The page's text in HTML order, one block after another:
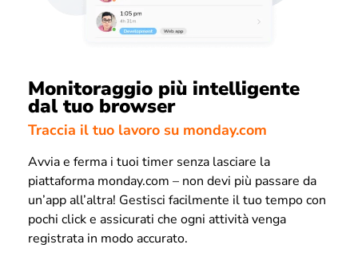
Monitoraggio più intelligente
dal tuo browser
Traccia il tuo lavoro su monday.com
Avvia e ferma i tuoi timer senza lasciare la
piattaforma monday.com – non devi più passare da
un’app all’altra! Gestisci facilmente il tuo tempo con
pochi click e assicurati che ogni attività venga
registrata in modo accurato.